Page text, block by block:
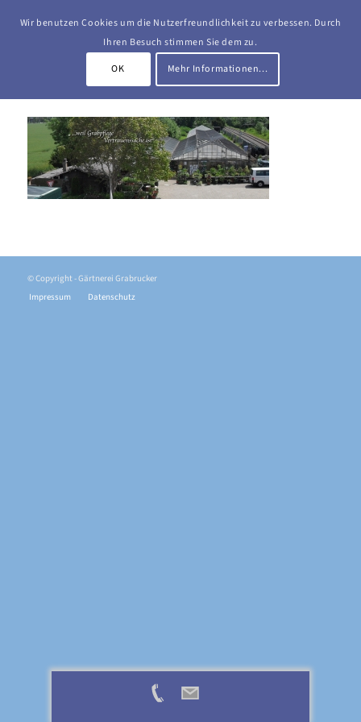
© Copyright - Gärtnerei Grabrucker
Impressum
Datenschutz
Wir benutzen Cookies um die Nutzerfreundlichkeit zu verbessen. Durch
Ihren Besuch stimmen Sie dem zu.
OK
Mehr Informationen...